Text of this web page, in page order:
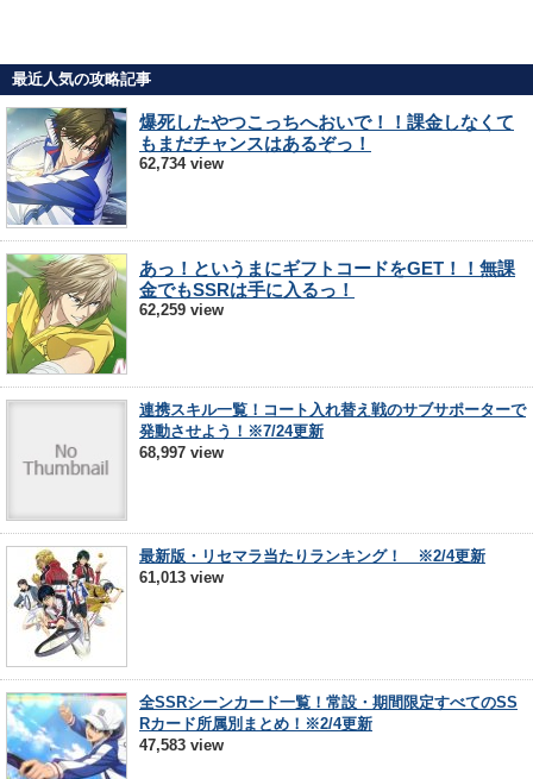
最近人気の攻略記事
爆死したやつこっちへおいで！！課金しなくて
もまだチャンスはあるぞっ！
62,734 view
あっ！というまにギフトコードをGET！！無課
金でもSSRは手に入るっ！
62,259 view
連携スキル一覧！コート入れ替え戦のサブサポーターで
発動させよう！※7/24更新
68,997 view
最新版・リセマラ当たりランキング！ ※2/4更新
61,013 view
全SSRシーンカード一覧！常設・期間限定すべてのSS
Rカード所属別まとめ！※2/4更新
47,583 view